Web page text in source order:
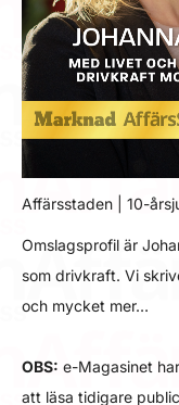
Affärsstaden | 10-
Omslagsprofil är
som drivkraft. Vi
och mycket mer…
OBS: e-Magasinet
att läsa tidigare